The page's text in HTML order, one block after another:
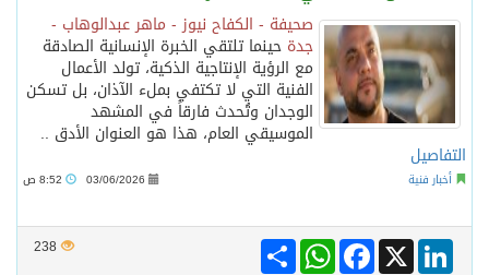
صحيفة - الكفاح نيوز - ماهر عبدالوهاب -
جدة حينما تلتقي الخبرة الإنسانية الصادقة
مع الرؤية الإنتاجية الذكية، تولد الأعمال
الفنية التي لا تكتفي بملء الآذان، بل تسكن
الوجدان وتُحدث فارقاً في المشهد
الموسيقي العام، هذا هو العنوان الأدق ..
التفاصيل
أخبار فنية 03/06/2026
238 Share
WhatsAppFacebook X
LinkedIn